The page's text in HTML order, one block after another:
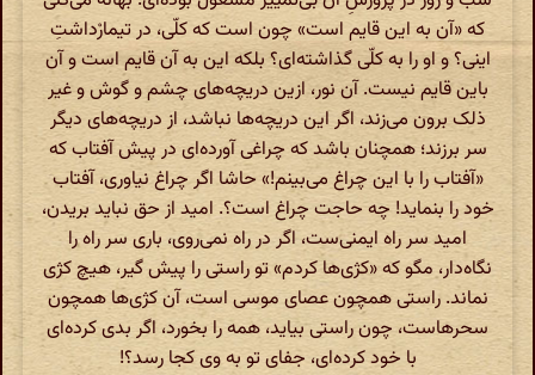
که «آن به این قایم است» چون است که کلّی، در تیمارْداشتِ
اینی؟ و او را به کلّی گذاشته‌ای؟ بلکه این به آن قایم است و آن
باین قایم نیست. آن نور، ازین دریچه‌های چشم و گوش و غیر
ذلک برون می‌زند، اگر این دریچه‌ها نباشد، از دریچه‌های دیگر
سر برزند؛ همچنان باشد که چراغی آورده‌ای در پیش آفتاب که
«آفتاب را با این چراغ می‌بینم!» حاشا اگر چراغ نیاوری، آفتاب
خود را بنماید! چه حاجت چراغ است؟. امید از حق نباید بریدن،
امید سر راه ایمنی‌ست، اگر در راه نمی‌روی، باری سر راه را
نگاه‌دار، مگو که «کژی‌ها کردم» تو راستی را پیش گیر، هیچ کژی
نماند. راستی همچون عصای موسی است، آن کژ‌ی‌ها همچون
سحرهاست، چون راستی بیاید، همه را بخورد، اگر بدی کرده‌ای
با خود کرده‌ای، جفای تو به وی کجا رسد؟!